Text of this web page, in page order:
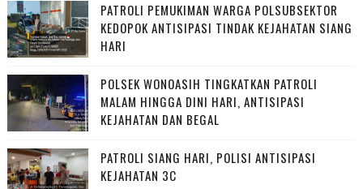
PATROLI PEMUKIMAN WARGA POLSUBSEKTOR
KEDOPOK ANTISIPASI TINDAK KEJAHATAN SIANG
HARI
POLSEK WONOASIH TINGKATKAN PATROLI
MALAM HINGGA DINI HARI, ANTISIPASI
KEJAHATAN DAN BEGAL
PATROLI SIANG HARI, POLISI ANTISIPASI
KEJAHATAN 3C